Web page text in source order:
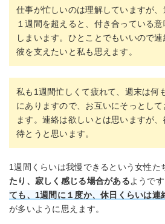
仕事が忙しいのは理解していますが
１週間を超えると、付き合っている
しまいます。ひとことでもいいので
彼を支えたいと私も思えます。
私も1週間忙しくて疲れて、週末は何
にありますので、お互いにそっとし
ます。連絡は欲しいとは思いますが
待とうと思います。
1週間くらいは我慢できるという女性た
たり、寂しく感じる場合があるようで
ても、1週間に１度か、休日くらいは連
が多いように思えます。